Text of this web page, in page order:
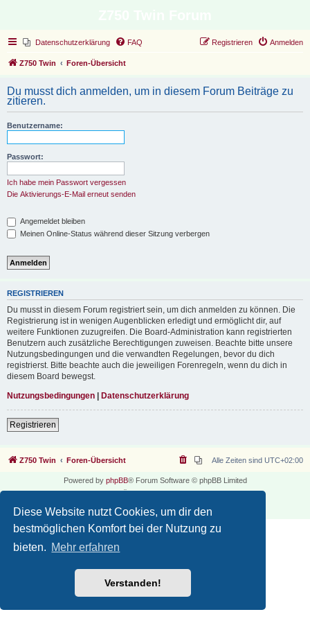
Diese Website nutzt Cookies, um dir den
bestmöglichen Komfort bei der Nutzung zu
bieten. Mehr erfahren
Verstanden!
Datenschutzerklärung FAQ Anmelden
Registrieren
Z750 Twin Foren-Übersicht
Du musst dich anmelden, um in diesem Forum Beiträge zu
zitieren.
Benutzername:
Passwort:
Ich habe mein Passwort vergessen
Die Aktivierungs-E-Mail erneut senden
Angemeldet bleiben
Meinen Online-Status während dieser Sitzung verbergen
REGISTRIEREN
Du musst in diesem Forum registriert sein, um dich anmelden zu können. Die
Registrierung ist in wenigen Augenblicken erledigt und ermöglicht dir, auf
weitere Funktionen zuzugreifen. Die Board-Administration kann registrierten
Benutzern auch zusätzliche Berechtigungen zuweisen. Beachte bitte unsere
Nutzungsbedingungen und die verwandten Regelungen, bevor du dich
registrierst. Bitte beachte auch die jeweiligen Forenregeln, wenn du dich in
diesem Board bewegst.
Nutzungsbedingungen | Datenschutzerklärung
Registrieren
Z750 Twin Foren-Übersicht Alle Zeiten sind UTC+02:00
Powered by phpBB® Forum Software © phpBB Limited
Datenschutz |Nutzungsbedingungen